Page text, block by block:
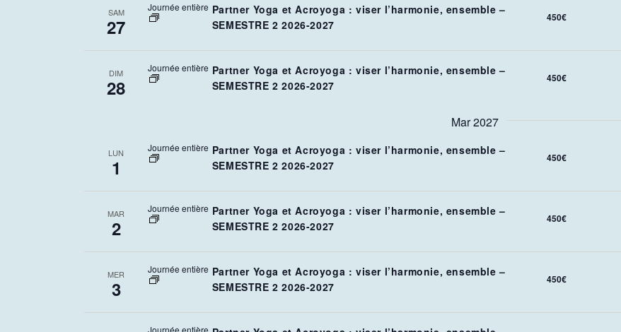
SAM
27
Journée entière Partner Yoga et Acroyoga : viser l’harmonie, ensemble –
SEMESTRE 2 2026-2027
450€
DIM
28
Journée entière Partner Yoga et Acroyoga : viser l’harmonie, ensemble –
SEMESTRE 2 2026-2027
450€
Mar 2027
LUN
1
Journée entière Partner Yoga et Acroyoga : viser l’harmonie, ensemble –
SEMESTRE 2 2026-2027
450€
MAR
2
Journée entière Partner Yoga et Acroyoga : viser l’harmonie, ensemble –
SEMESTRE 2 2026-2027
450€
MER
3
Journée entière Partner Yoga et Acroyoga : viser l’harmonie, ensemble –
SEMESTRE 2 2026-2027
450€